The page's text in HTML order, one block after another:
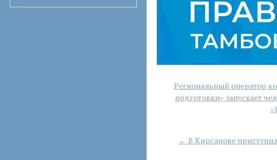
Навигация
Региональный оператор
подготовки» запускает
← В Кирсанове